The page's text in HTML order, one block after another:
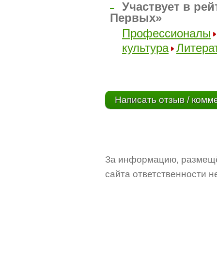
–
Участвует в
Первых»
Профессионалы
культура
Написать отзыв /
За информацию,
сайта ответственности